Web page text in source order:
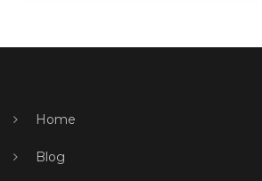
Home
Blog